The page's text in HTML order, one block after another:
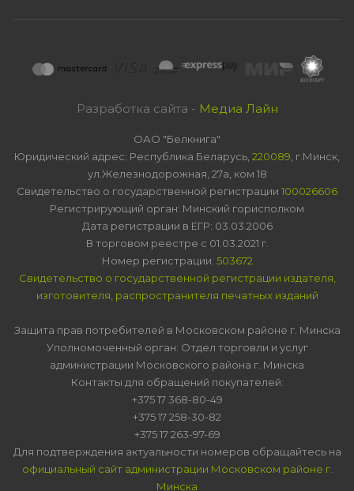
Разработка сайта - Медиа Лайн
ОАО "Белкнига"
Юридический адрес: Республика Беларусь, 220089 , г.Минск,
ул.Железнодорожная, 27а, ком 18
Свидетельство о государственной регистрации 100026606
Регистрирующий орган: Минский горисполком
Дата регистрации в ЕГР: 03.03.2006
В торговом реестре с 01.03.2021 г.
Номер регистрации: 503672
Свидетельство о государственной регистрации издателя,
изготовителя, распространителя печатных изданий
Защита прав потребителей в Московском районе г. Минска
Уполномоченный орган: Отдел торговли и услуг
администрации Московского района г. Минска
Контакты для обращений покупателей:
+375 17 368-80-49
+375 17 258-30-82
+375 17 263-97-69
Для подтверждения актуальности номеров обращайтесь на
официальный сайт администрации Московском районе г.
Минска